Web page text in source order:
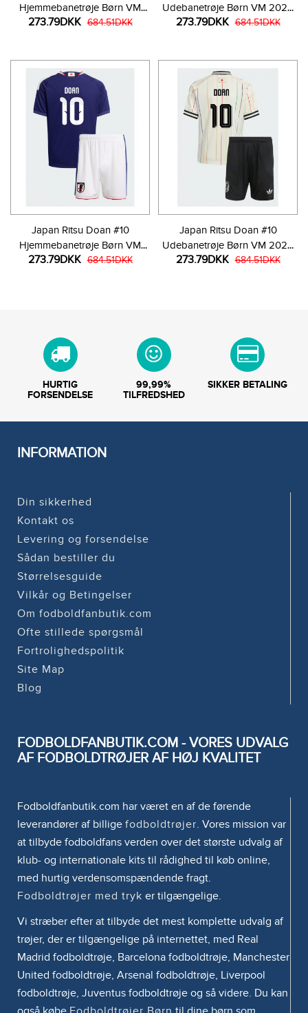
Hjemmebanetrøje Børn VM
2026 Kortærmet (+ Korte
273.79DKK 684.51DKK
Udebanetrøje Børn VM 2026
Kortærmet (+ Korte bukser)
273.79DKK 684.51DKK
Japan Ritsu Doan #10
Hjemmebanetrøje Børn VM
2026 Kortærmet (+ Korte
273.79DKK 684.51DKK
Japan Ritsu Doan #10
Udebanetrøje Børn VM 2026
Kortærmet (+ Korte bukser)
273.79DKK 684.51DKK
HURTIG
FORSENDELSE
99,99%
TILFREDSHED
SIKKER BETALING
INFORMATION
Din sikkerhed
Kontakt os
Levering og forsendelse
Sådan bestiller du
Størrelsesguide
Vilkår og Betingelser
Om fodboldfanbutik.com
Ofte stillede spørgsmål
Fortrolighedspolitik
Site Map
Blog
FODBOLDFANBUTIK.COM - VORES UDVALG
AF FODBOLDTRØJER AF HØJ KVALITET
Fodboldfanbutik.com har været en af de førende
leverandører af billige fodboldtrøjer. Vores mission var
at tilbyde fodboldfans verden over det største udvalg af
klub- og internationale kits til rådighed til køb online,
med hurtig verdensomspændende fragt.
Fodboldtrøjer med tryk er tilgængelige.
Vi stræber efter at tilbyde det mest komplette udvalg af
trøjer, der er tilgængelige på internettet, med Real
Madrid fodboldtrøje, Barcelona fodboldtrøje, Manchester
United fodboldtrøje, Arsenal fodboldtrøje, Liverpool
fodboldtrøje, Juventus fodboldtrøje og så videre. Du kan